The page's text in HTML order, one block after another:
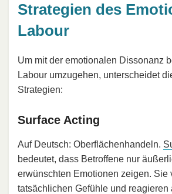
Strategien des
Labour
Um mit der emotionalen Dissonanz
Labour umzugehen, unterscheidet
Strategien:
Surface Acting
Auf Deutsch: Oberflächenhandeln.
bedeutet, dass Betroffene nur
erwünschten Emotionen zeigen. Sie
tatsächlichen Gefühle und reagieren